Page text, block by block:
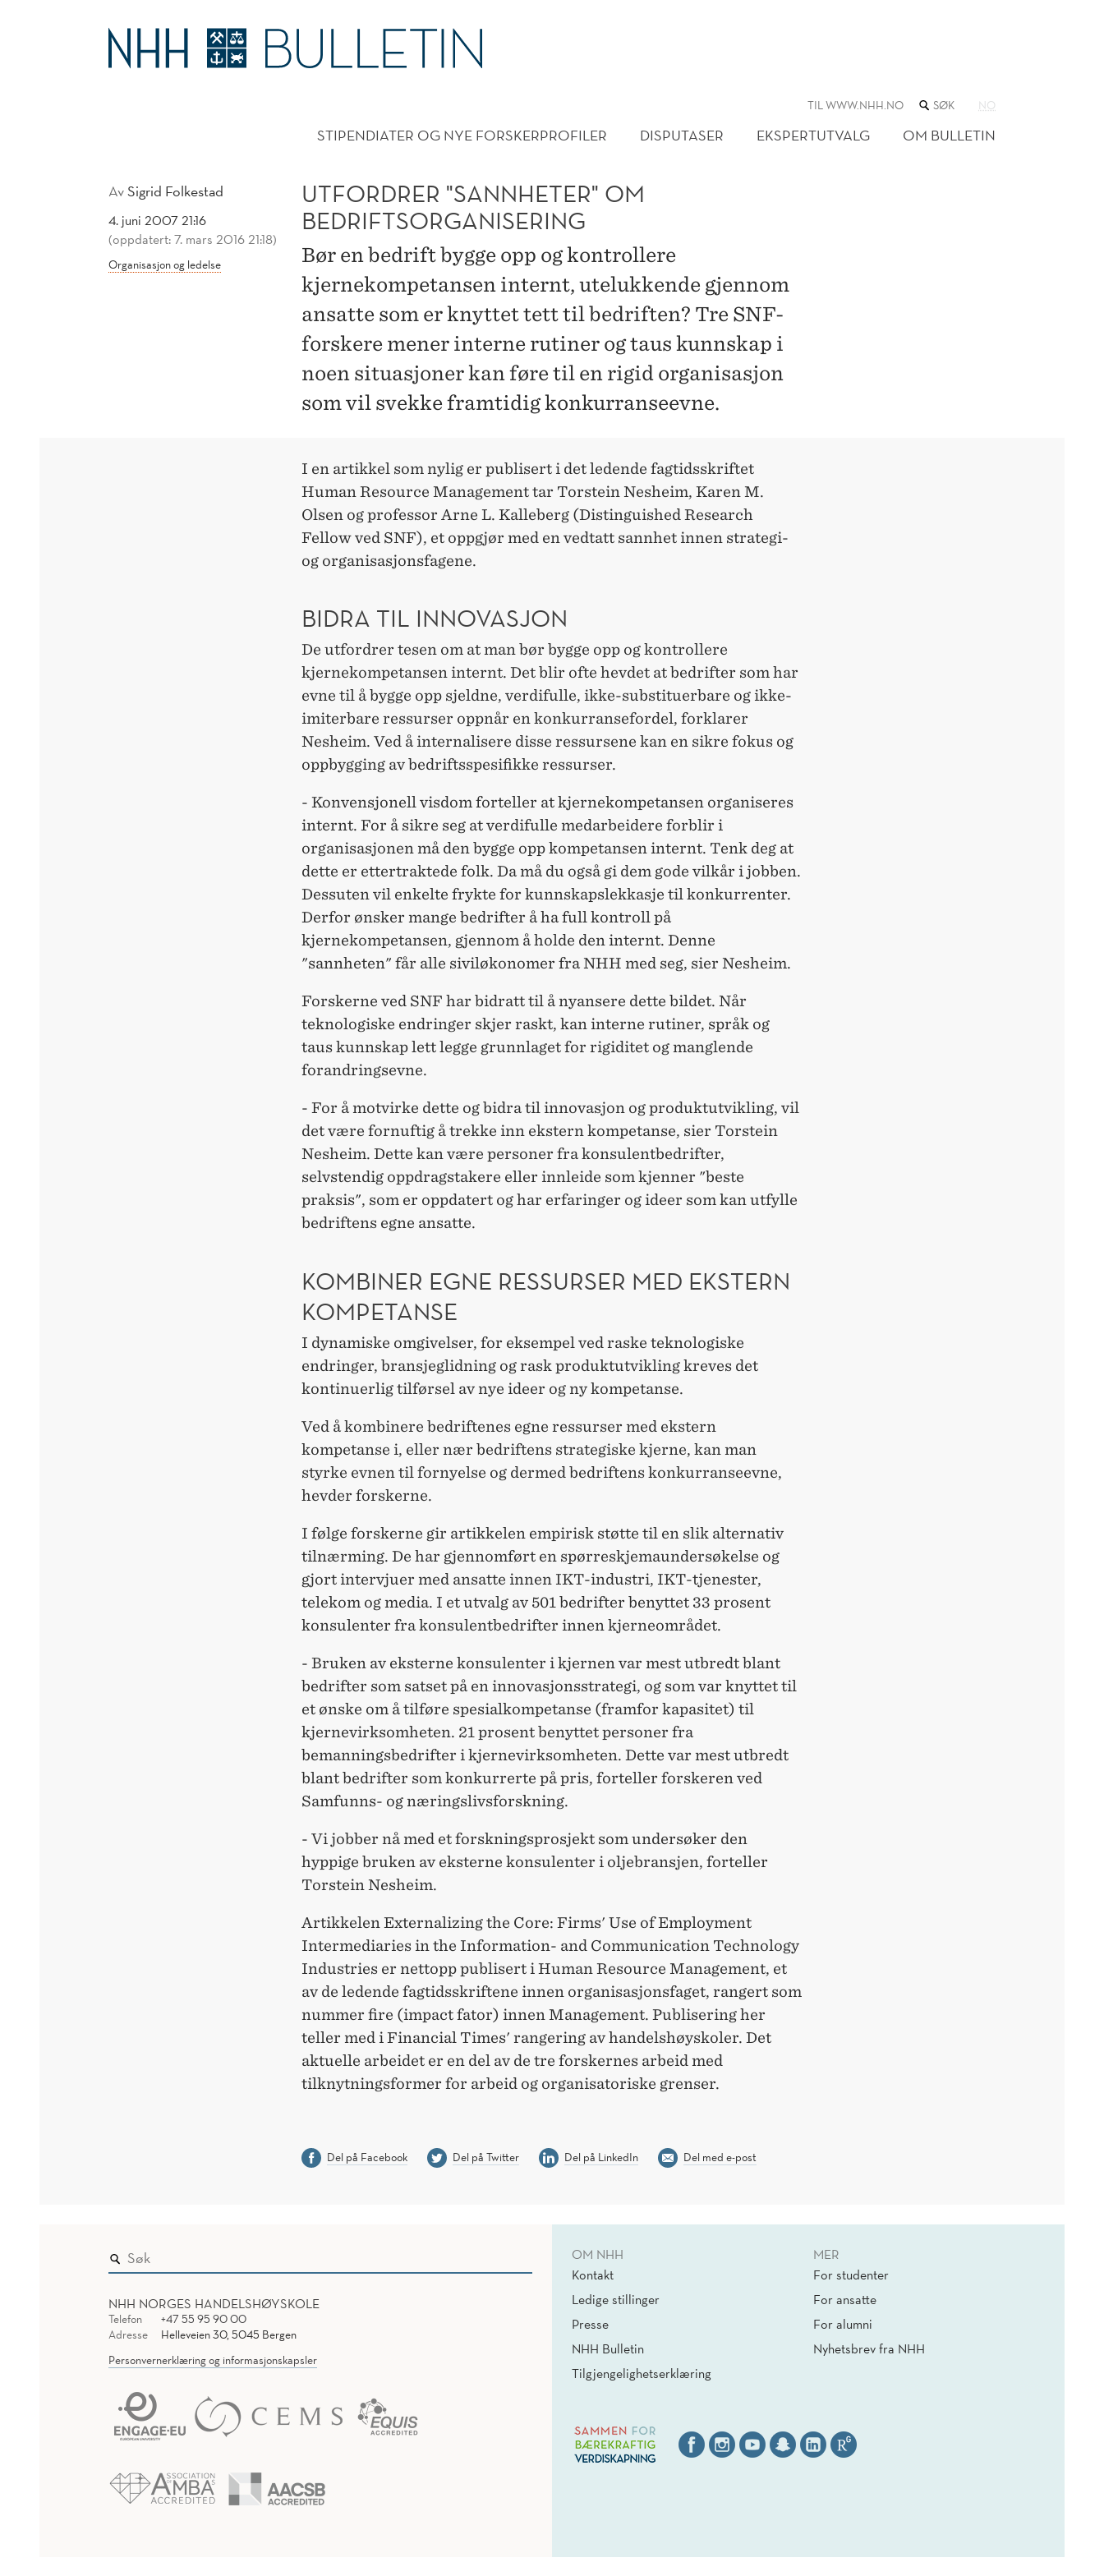
UTFORDRER
"SANNHETER"
BEDRIFTSORGANISERING
TIL WWW.NHH.NO SØK
NETTSTEDET
NO
STIPENDIATER OG NYE FORSKERPROFILER DISPUTASER EKSPERTUTVALG OM BULLETIN
AvSigrid Folkestad
4. juni 2007 21:16
(oppdatert: 7. mars 2016 21:18)
Organisasjon og ledelse
UTFORDRER "SANNHETER" OM
BEDRIFTSORGANISERING
Bør en bedrift bygge opp og kontrollere
kjernekompetansen internt, utelukkende gjennom
ansatte som er knyttet tett til bedriften? Tre SNF-
forskere mener interne rutiner og taus kunnskap i
noen situasjoner kan føre til en rigid organisasjon
som vil svekke framtidig konkurranseevne.
I en artikkel som nylig er publisert i det ledende fagtidsskriftet
Human Resource Management tar Torstein Nesheim, Karen M.
Olsen og professor Arne L. Kalleberg (Distinguished Research
Fellow ved SNF), et oppgjør med en vedtatt sannhet innen strategi-
og organisasjonsfagene.
BIDRA TIL INNOVASJON
De utfordrer tesen om at man bør bygge opp og kontrollere
kjernekompetansen internt. Det blir ofte hevdet at bedrifter som har
evne til å bygge opp sjeldne, verdifulle, ikke-substituerbare og ikke-
imiterbare ressurser oppnår en konkurransefordel, forklarer
Nesheim. Ved å internalisere disse ressursene kan en sikre fokus og
oppbygging av bedriftsspesifikke ressurser.
- Konvensjonell visdom forteller at kjernekompetansen organiseres
internt. For å sikre seg at verdifulle medarbeidere forblir i
organisasjonen må den bygge opp kompetansen internt. Tenk deg at
dette er ettertraktede folk. Da må du også gi dem gode vilkår i jobben.
Dessuten vil enkelte frykte for kunnskapslekkasje til konkurrenter.
Derfor ønsker mange bedrifter å ha full kontroll på
kjernekompetansen, gjennom å holde den internt. Denne
"sannheten" får alle siviløkonomer fra NHH med seg, sier Nesheim.
Forskerne ved SNF har bidratt til å nyansere dette bildet. Når
teknologiske endringer skjer raskt, kan interne rutiner, språk og
taus kunnskap lett legge grunnlaget for rigiditet og manglende
forandringsevne.
- For å motvirke dette og bidra til innovasjon og produktutvikling, vil
det være fornuftig å trekke inn ekstern kompetanse, sier Torstein
Nesheim. Dette kan være personer fra konsulentbedrifter,
selvstendig oppdragstakere eller innleide som kjenner "beste
praksis", som er oppdatert og har erfaringer og ideer som kan utfylle
bedriftens egne ansatte.
KOMBINER EGNE RESSURSER MED EKSTERN
KOMPETANSE
I dynamiske omgivelser, for eksempel ved raske teknologiske
endringer, bransjeglidning og rask produktutvikling kreves det
kontinuerlig tilførsel av nye ideer og ny kompetanse.
Ved å kombinere bedriftenes egne ressurser med ekstern
kompetanse i, eller nær bedriftens strategiske kjerne, kan man
styrke evnen til fornyelse og dermed bedriftens konkurranseevne,
hevder forskerne.
I følge forskerne gir artikkelen empirisk støtte til en slik alternativ
tilnærming. De har gjennomført en spørreskjemaundersøkelse og
gjort intervjuer med ansatte innen IKT-industri, IKT-tjenester,
telekom og media. I et utvalg av 501 bedrifter benyttet 33 prosent
konsulenter fra konsulentbedrifter innen kjerneområdet.
- Bruken av eksterne konsulenter i kjernen var mest utbredt blant
bedrifter som satset på en innovasjonsstrategi, og som var knyttet til
et ønske om å tilføre spesialkompetanse (framfor kapasitet) til
kjernevirksomheten. 21 prosent benyttet personer fra
bemanningsbedrifter i kjernevirksomheten. Dette var mest utbredt
blant bedrifter som konkurrerte på pris, forteller forskeren ved
Samfunns- og næringslivsforskning.
- Vi jobber nå med et forskningsprosjekt som undersøker den
hyppige bruken av eksterne konsulenter i oljebransjen, forteller
Torstein Nesheim.
Artikkelen Externalizing the Core: Firms' Use of Employment
Intermediaries in the Information- and Communication Technology
Industries er nettopp publisert i Human Resource Management, et
av de ledende fagtidsskriftene innen organisasjonsfaget, rangert som
nummer fire (impact fator) innen Management. Publisering her
teller med i Financial Times' rangering av handelshøyskoler. Det
aktuelle arbeidet er en del av de tre forskernes arbeid med
tilknytningsformer for arbeid og organisatoriske grenser.
Del på Facebook Del på Twitter Del på LinkedIn Del med e-post
NHH NORGES HANDELSHØYSKOLE
Telefon
+47 55 95 90 00
Adresse
Helleveien 30, 5045 Bergen
Personvernerklæring og informasjonskapsler
OM NHH
Kontakt
Ledige stillinger
Presse
NHH Bulletin
Tilgjengelighetserklæring
MER
For studenter
For ansatte
For alumni
Nyhetsbrev fra NHH